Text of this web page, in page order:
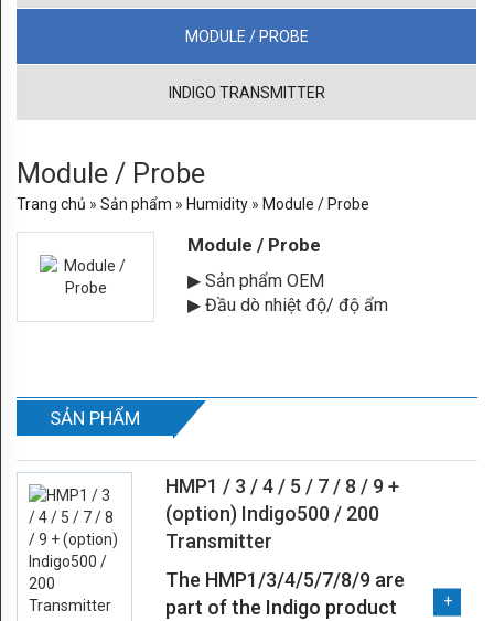
Data
centers
của
Dew
point
Moisture
oil
MODULE / PROBE
INDIGO TRANSMITTER
Module / Probe
Trang chủ » Sản phẩm » Humidity » Module / Probe
Module / Probe
▶ Sản phẩm OEM
▶ Đầu dò nhiệt độ/ độ ẩm
SẢN PHẨM
HMP1 / 3 / 4 / 5 / 7 / 8 / 9 +
(option) Indigo500 / 200
Transmitter
The HMP1/3/4/5/7/8/9 are
part of the Indigo product